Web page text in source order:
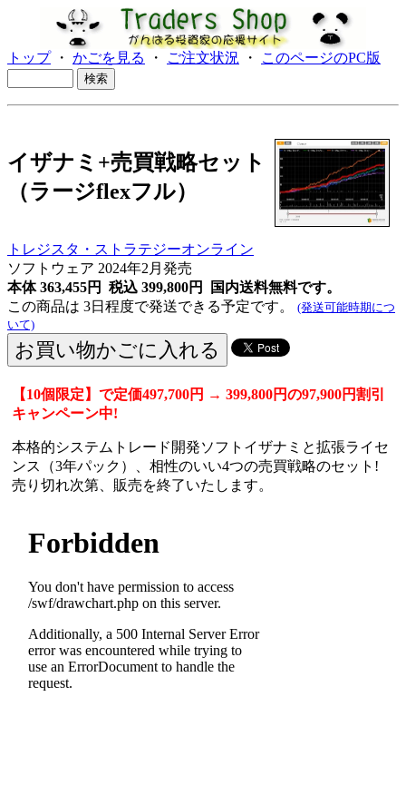
トップ・ かごを見る ・ ご注文状況 ・ このページのPC版
イザナミ+売買戦略セット
（ラージflexフル）
トレジスタ・ストラテジーオンライン
ソフトウェア 2024年2月発売
本体 363,455円 税込 399,800円
国内送料無料です。
この商品は 3日程度で発送できる予定です。 (発送可能時期につ
いて)
【10個限定】で定価497,700円 → 399,800円の97,900円割引
キャンペーン中!
本格的システムトレード開発ソフトイザナミと拡張ライセ
ンス（3年パック）、相性のいい4つの売買戦略のセット!
売り切れ次第、販売を終了いたします。